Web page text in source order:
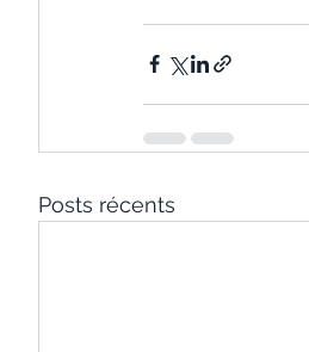
Posts récents